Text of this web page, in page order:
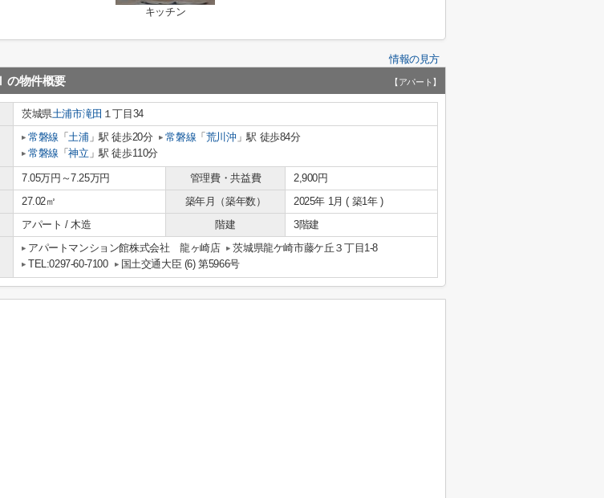
キッチン
情報の見方
の物件概要 【アパート】
茨城県土浦市滝田 １丁目34
常磐線 「土浦」駅 徒歩20分 常磐線 「 荒川沖 」駅 徒歩84分
常磐線 「神立 」駅 徒歩110分
7.05万円～7.25万円 管理費・共益費
2,900円
27.02㎡ 築年月（築年数）
2025年 1月 ( 築1年 )
アパート / 木造 階建 3階建
アパートマンション館株式会社 龍ヶ崎店
茨城県龍ケ崎市藤ケ丘３丁目1-8
TEL:0297-60-7100
国土交通大臣 (6) 第5966号